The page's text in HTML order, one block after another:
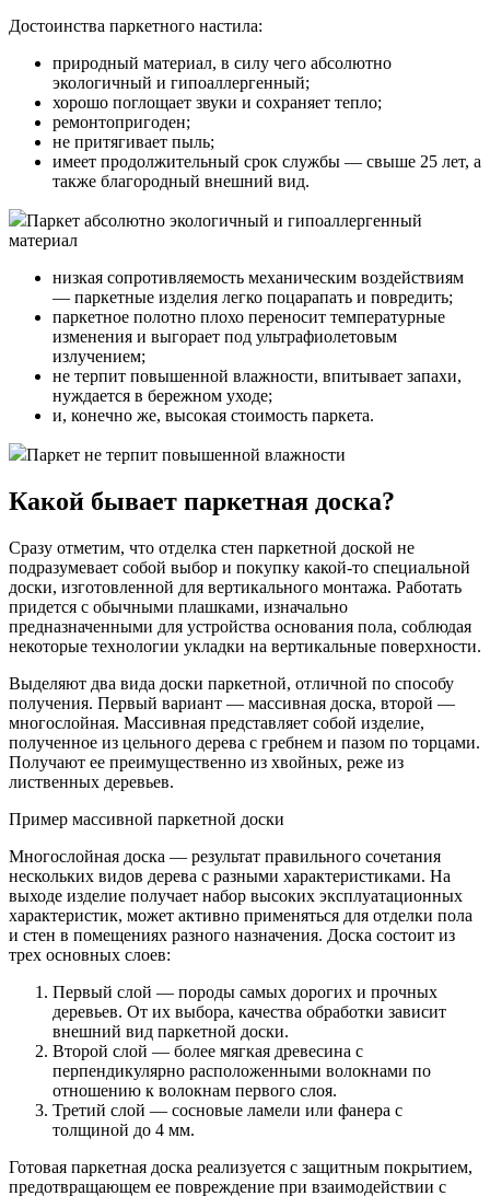
Достоинства паркетного настила:
природный материал, в силу чего абсолютно
экологичный и гипоаллергенный;
хорошо поглощает звуки и сохраняет тепло;
ремонтопригоден;
не притягивает пыль;
имеет продолжительный срок службы — свыше 25 лет, а
также благородный внешний вид.
Паркет абсолютно экологичный и гипоаллергенный
материал
низкая сопротивляемость механическим воздействиям
— паркетные изделия легко поцарапать и повредить;
паркетное полотно плохо переносит температурные
изменения и выгорает под ультрафиолетовым
излучением;
не терпит повышенной влажности, впитывает запахи,
нуждается в бережном уходе;
и, конечно же, высокая стоимость паркета.
Паркет не терпит повышенной влажности
Какой бывает паркетная доска?
Сразу отметим, что отделка стен паркетной доской не
подразумевает собой выбор и покупку какой-то специальной
доски, изготовленной для вертикального монтажа. Работать
придется с обычными плашками, изначально
предназначенными для устройства основания пола, соблюдая
некоторые технологии укладки на вертикальные поверхности.
Выделяют два вида доски паркетной, отличной по способу
получения. Первый вариант — массивная доска, второй —
многослойная. Массивная представляет собой изделие,
полученное из цельного дерева с гребнем и пазом по торцами.
Получают ее преимущественно из хвойных, реже из
лиственных деревьев.
Пример массивной паркетной доски
Многослойная доска — результат правильного сочетания
нескольких видов дерева с разными характеристиками. На
выходе изделие получает набор высоких эксплуатационных
характеристик, может активно применяться для отделки пола
и стен в помещениях разного назначения. Доска состоит из
трех основных слоев:
Первый слой — породы самых дорогих и прочных
деревьев. От их выбора, качества обработки зависит
внешний вид паркетной доски.
Второй слой — более мягкая древесина с
перпендикулярно расположенными волокнами по
отношению к волокнам первого слоя.
Третий слой — сосновые ламели или фанера с
толщиной до 4 мм.
Готовая паркетная доска реализуется с защитным покрытием,
предотвращающем ее повреждение при взаимодействии с